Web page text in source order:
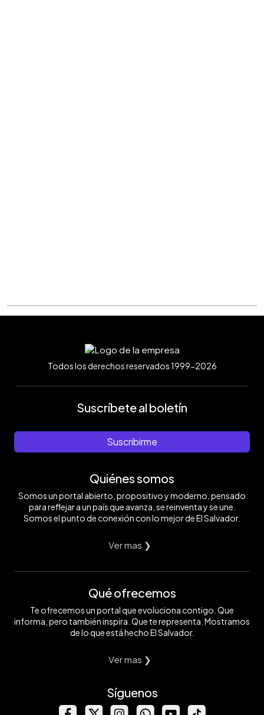
Todos los derechos reservados 1999-2026
Suscríbete al boletín
Suscribirme
Quiénes somos
Somos un portal abierto, propositivo y moderno, pensado
para reflejar a un país que avanza, se reinventa y se une.
Somos el punto de conexión con lo mejor de El Salvador.
Ver mas ❯
Qué ofrecemos
Te ofrecemos un portal que evoluciona contigo. Que
informa, pero también inspira. Que te representa. Mostramos
de lo que está hecho El Salvador.
Ver mas ❯
Síguenos